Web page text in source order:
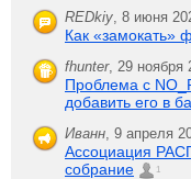
REDkiy, 8 июня
Как «замокать»
fhunter, 29 ноября
Проблема с
добавить его в
Иванн, 9 апреля
Ассоциация
собрание
1